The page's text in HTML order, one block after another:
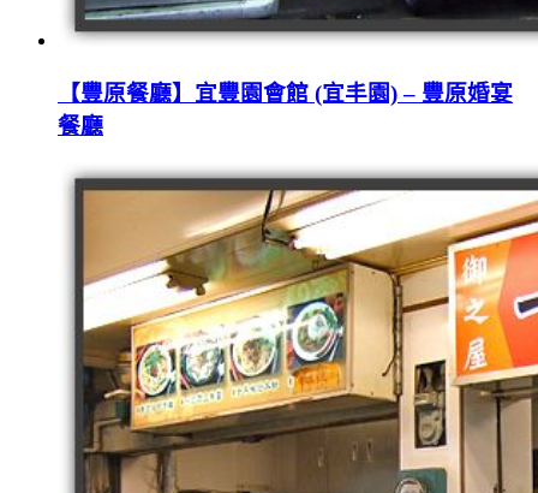
【豐原餐廳】宜豐園會館 (宜丰園) – 豐原婚宴
餐廳